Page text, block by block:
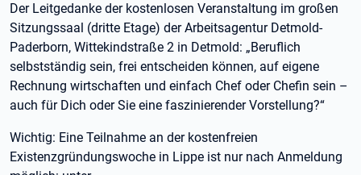
Der Leitgedanke der kostenlosen Veranstaltung im großen
Sitzungssaal (dritte Etage) der Arbeitsagentur Detmold-
Paderborn, Wittekindstraße 2 in Detmold: „Beruflich
selbstständig sein, frei entscheiden können, auf eigene
Rechnung wirtschaften und einfach Chef oder Chefin sein –
auch für Dich oder Sie eine faszinierender Vorstellung?“
Wichtig: Eine Teilnahme an der kostenfreien
Existenzgründungswoche in Lippe ist nur nach Anmeldung